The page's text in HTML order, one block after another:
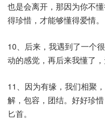
也是会离开，那因为你不
得珍惜，才能够懂得爱情。
10、后来，我遇到了一个
动的感觉，再后来我懂了
11、因为有缘，我们相聚
解，包容，团结。好好珍
匕首。